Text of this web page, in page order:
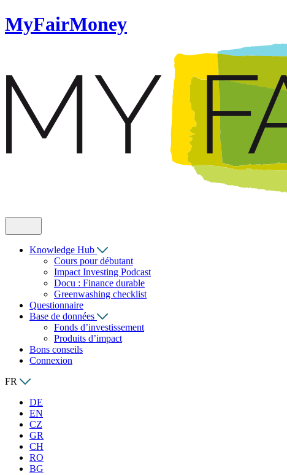
MyFairMoney
Knowledge Hub
Cours pour débutant
Impact Investing Podcast
Docu : Finance durable
Greenwashing checklist
Questionnaire
Base de données
Fonds d’investissement
Produits d’impact
Bons conseils
Connexion
FR
DE
EN
CZ
GR
CH
RO
BG